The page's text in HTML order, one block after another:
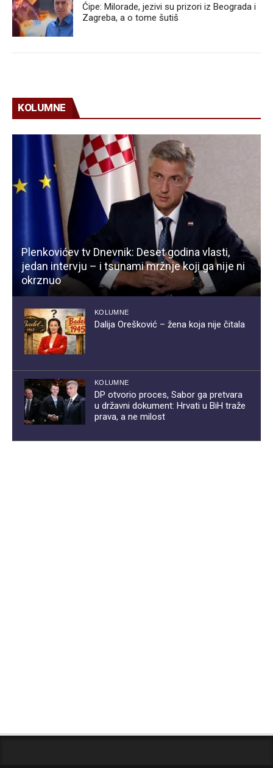
Ćipe: Milorade, jezivi su prizori iz Beograda i
Zagreba, a o tome šutiš
KOLUMNE
Plenkovićev tv Dnevnik: Deset godina vlasti,
jedan intervju – i tsunami mržnje koji ga nije ni
okrznuo
KOLUMNE
Dalija Orešković – žena koja nije čitala
KOLUMNE
DP otvorio proces, Sabor ga pretvara
u državni dokument: Hrvati u BiH traže
prava, a ne milost